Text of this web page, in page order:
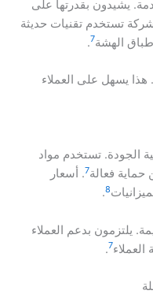
يشيدون بقدرتها على
تستخدم تقنيات حديثة
الهشة7
.
يسهل على العملاء
الجودة. تستخدم مواد
فعالة7. أسعار
8
.
يلتزمون بدعم العملاء
7
.